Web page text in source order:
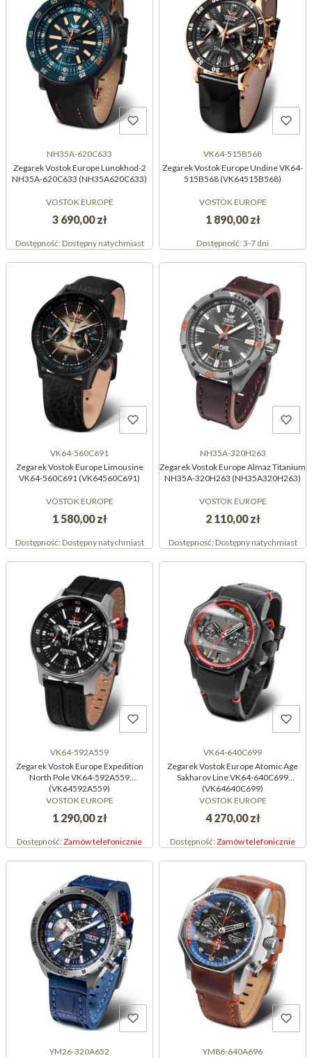
NH35A-620C633
Zegarek Vostok Europe Lunokhod-2
NH35A-620C633 (NH35A620C633)
VOSTOK EUROPE
3 690,00 zł
Dostępność:Dostępny natychmiast
VK64-515B568
Zegarek Vostok Europe Undine VK64-
515B568 (VK64515B568)
VOSTOK EUROPE
1 890,00 zł
Dostępność:3-7 dni
VK64-560C691
Zegarek Vostok Europe Limousine
VK64-560C691 (VK64560C691)
VOSTOK EUROPE
1 580,00 zł
Dostępność:Dostępny natychmiast
NH35A-320H263
Zegarek Vostok Europe Almaz Titanium
NH35A-320H263 (NH35A320H263)
VOSTOK EUROPE
2 110,00 zł
Dostępność:Dostępny natychmiast
VK64-592A559
Zegarek Vostok Europe Expedition
North Pole VK64-592A559
(VK64592A559)
VOSTOK EUROPE
1 290,00 zł
Dostępność:Zamów telefonicznie
VK64-640C699
Zegarek Vostok Europe Atomic Age
Sakharov Line VK64-640C699
(VK64640C699)
VOSTOK EUROPE
4 270,00 zł
Dostępność:Zamów telefonicznie
YM26-320A652
YM86-640A696